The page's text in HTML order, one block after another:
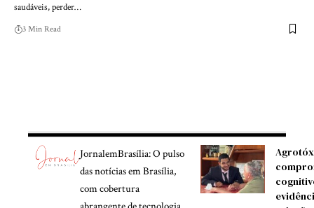
saudáveis, perder…
3 Min Read
JornalemBrasília: O pulso
das notícias em Brasília,
com cobertura